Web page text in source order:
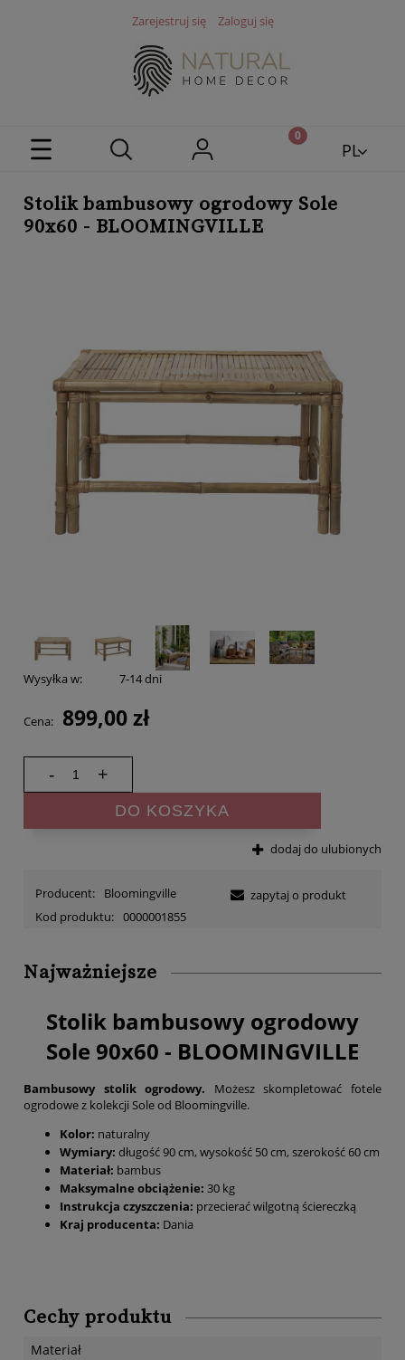
Zarejestruj się Zaloguj się
PL
Stolik bambusowy ogrodowy Sole
90x60 - BLOOMINGVILLE
Wysyłka w: 7-14 dni
Cena: 899,00 zł
- +
DO KOSZYKA
dodaj do ulubionych
Producent:
Bloomingville
Kod produktu: 0000001855
zapytaj o produkt
Najważniejsze
Stolik bambusowy ogrodowy
Sole 90x60 - BLOOMINGVILLE
Bambusowy stolik ogrodowy. Możesz skompletować fotele
ogrodowe z kolekcji Sole od Bloomingville.
Kolor: naturalny
Wymiary: długość 90 cm, wysokość 50 cm, szerokość 60 cm
Materiał: bambus
Maksymalne obciążenie: 30 kg
Instrukcja czyszczenia: przecierać wilgotną ściereczką
Kraj producenta: Dania
Cechy produktu
Materiał